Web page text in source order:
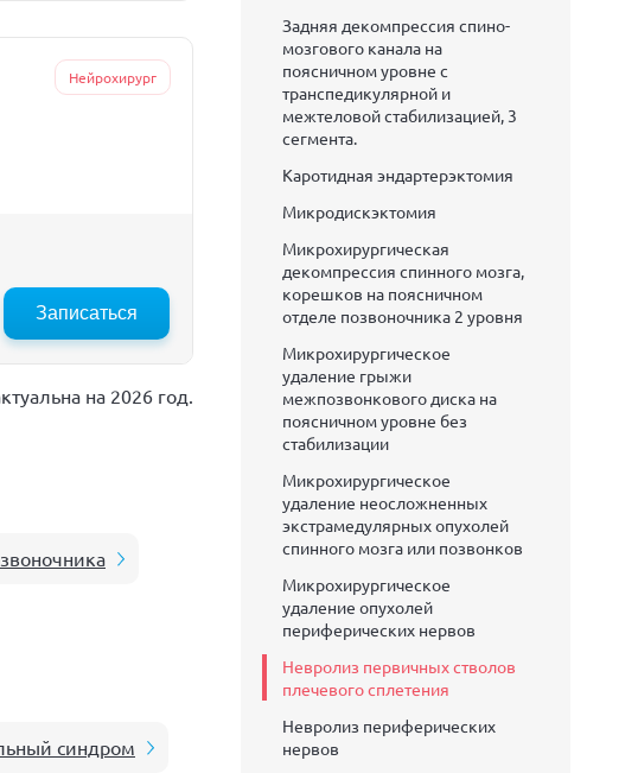
Нейрохирург
11:30 12:00 13:30
Записаться
на 2026 год.
синдром
Задняя декомпрессия спино-
мозгового канала на
поясничном уровне с
транспедикулярной и
межтеловой стабилизацией, 3
сегмента.
Каротидная эндартерэктомия
Микродискэктомия
Микрохирургическая
декомпрессия спинного мозга,
корешков на поясничном
отделе позвоночника 2 уровня
Микрохирургическое
удаление грыжи
межпозвонкового диска на
поясничном уровне без
стабилизации
Микрохирургическое
удаление неосложненных
экстрамедулярных опухолей
спинного мозга или позвонков
Микрохирургическое
удаление опухолей
периферических нервов
Невролиз первичных стволов
плечевого сплетения
Невролиз периферических
нервов